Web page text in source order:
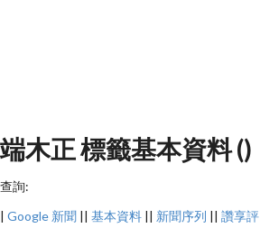
端木正 標籤基本資料 ()
查詢:
| Google 新聞 || 基本資料 || 新聞序列 || 讚享評